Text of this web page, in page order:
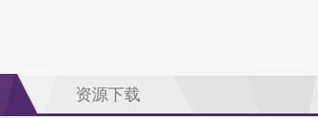
资源下载